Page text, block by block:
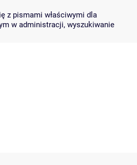
z pismami właściwymi dla
w administracji, wyszukiwanie